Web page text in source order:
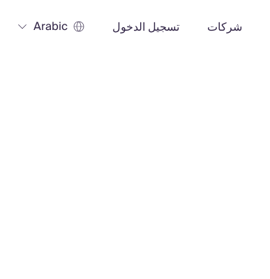
شركات تسجيل الدخول Arabic